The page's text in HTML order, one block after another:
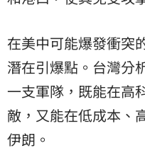
在美中可能爆發衝突
潛在引爆點。台灣分
一支軍隊，既能在高
敵，又能在低成本、
伊朗。